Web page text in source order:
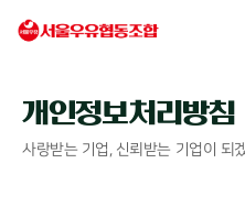
개인정보처리방침
사랑받는 기업, 신뢰받는 기업이 되